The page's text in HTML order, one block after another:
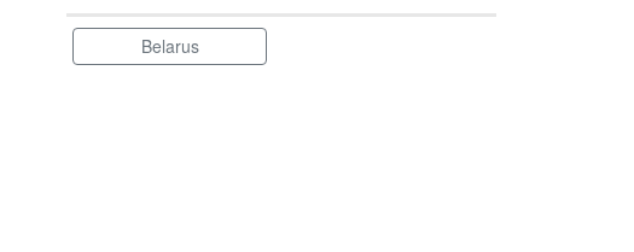
Belarus